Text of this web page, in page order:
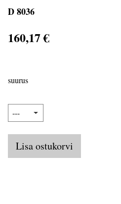
D 8036
160,17 €
suurus
Lisa ostukorvi